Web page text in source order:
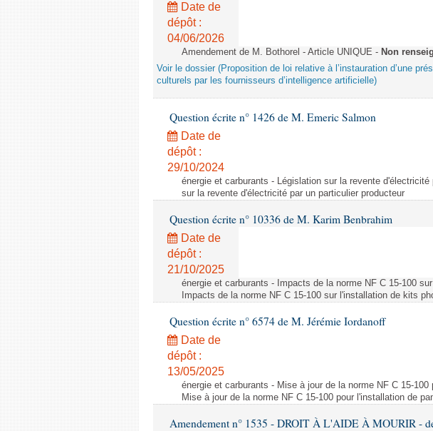
Date de
dépôt :
04/06/2026
Amendement de M. Bothorel - Article UNIQUE - Non
Voir le dossier (Proposition de loi relative à l’instauration d’une
culturels par les fournisseurs d’intelligence artificielle)
Question écrite n° 1426 de M. Emeric Salmon
Date de
dépôt :
29/10/2024
énergie et carburants - Législation sur la revente
sur la revente d'électricité par un particulier producteur
Question écrite n° 10336 de M. Karim Benbrahim
Date de
dépôt :
21/10/2025
énergie et carburants - Impacts de la norme NF C 15-100
Impacts de la norme NF C 15-100 sur l'installation de kits
Question écrite n° 6574 de M. Jérémie Iordanoff
Date de
dépôt :
13/05/2025
énergie et carburants - Mise à jour de la norme NF C 15-
Mise à jour de la norme NF C 15-100 pour l'installation de
Amendement n° 1535 - DROIT À L'AIDE À MOURIR -